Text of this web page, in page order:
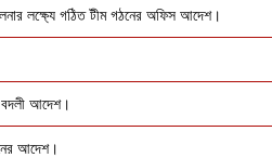
লক্ষ্যে গঠিত টীম গঠনের অফিস আদেশ।
বদলী আদেশ।
আদেশ।